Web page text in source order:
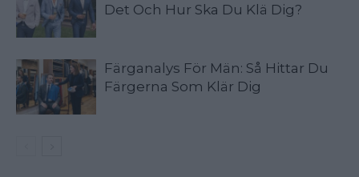
Det Och Hur Ska Du Klä Dig?
Färganalys För Män: Så Hittar Du
Färgerna Som Klär Dig